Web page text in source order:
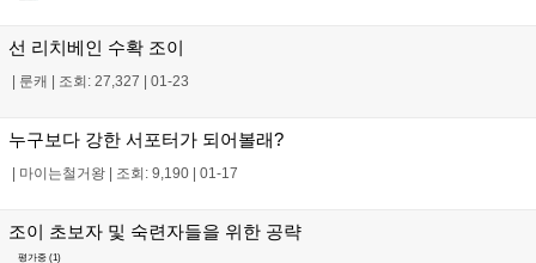
선 리치베인 수확 조이
룬캐 조회: 27,327 01-23
누구보다 강한 서포터가 되어볼래?
마이는철거왕 조회: 9,190 01-17
조이 초보자 및 숙련자들을 위한 공략
평가중 (1)